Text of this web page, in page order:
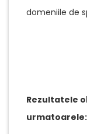
domeniile de
Rezultatele
urmatoarele: